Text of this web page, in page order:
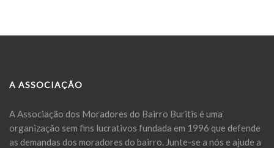
A ASSOCIAÇÃO
A Associação dos Moradores do Bairro Buritis é uma
organização sem fins lucrativos fundada em 1996 que defende
as demandas dos moradores do bairro. Junte-se a nós e ajude a